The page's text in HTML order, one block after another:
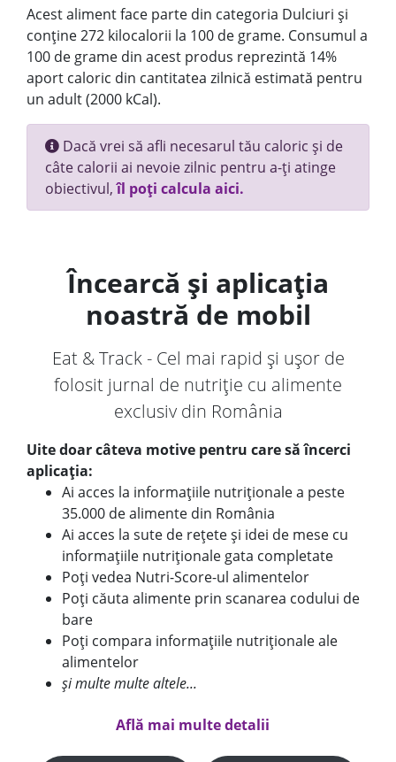
Acest aliment face parte din categoria Dulciuri și
conține 272 kilocalorii la 100 de grame. Consumul a
100 de grame din acest produs reprezintă 14%
aport caloric din cantitatea zilnică estimată pentru
un adult (2000 kCal).
Dacă vrei să afli necesarul tău caloric și de
câte calorii ai nevoie zilnic pentru a-ți atinge
obiectivul,îl poți calcula aici.
Încearcă și aplicația
noastră de mobil
Eat & Track - Cel mai rapid și ușor de
folosit jurnal de nutriție cu alimente
exclusiv din România
Uite doar câteva motive pentru care să încerci
aplicația:
Ai acces la informațiile nutriționale a peste
35.000 de alimente din România
Ai acces la sute de rețete și idei de mese cu
informațiile nutriționale gata completate
Poți vedea Nutri-Score-ul alimentelor
Poți căuta alimente prin scanarea codului de
bare
Poți compara informațiile nutriționale ale
alimentelor
și multe multe altele...
Află mai multe detalii